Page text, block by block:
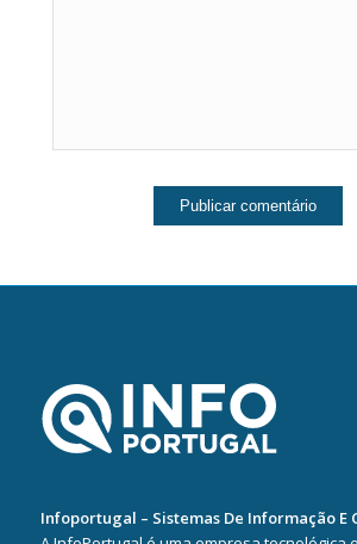
Infoportugal – Sistemas De Informação E